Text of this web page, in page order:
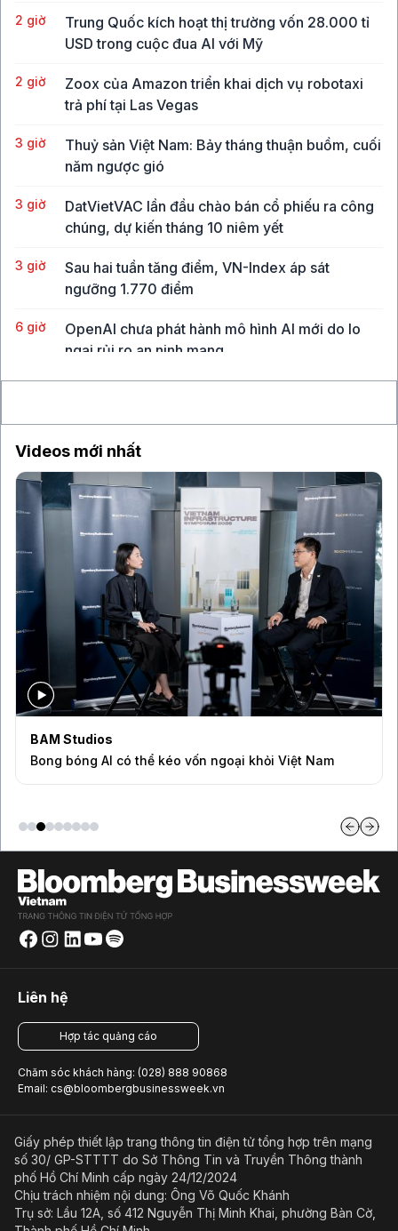
2 giờ
Trung Quốc kích hoạt thị trường vốn 28.000 tỉ
USD trong cuộc đua AI với Mỹ
2 giờ
Zoox của Amazon triển khai dịch vụ robotaxi
trả phí tại Las Vegas
3 giờ
Thuỷ sản Việt Nam: Bảy tháng thuận buồm, cuối
năm ngược gió
3 giờ
DatVietVAC lần đầu chào bán cổ phiếu ra công
chúng, dự kiến tháng 10 niêm yết
3 giờ
Sau hai tuần tăng điểm, VN-Index áp sát
ngưỡng 1.770 điểm
6 giờ
OpenAI chưa phát hành mô hình AI mới do lo
ngại rủi ro an ninh mạng
Videos mới nhất
BAM Studios
Bong bóng AI có thể kéo vốn ngoại khỏi Việt Nam
Liên hệ
Hợp tác quảng cáo
Chăm sóc khách hàng: (028) 888 90868
Email: cs@bloombergbusinessweek.vn
Giấy phép thiết lập trang thông tin điện tử tổng hợp trên mạng
số 30/ GP-STTTT do Sở Thông Tin và Truyền Thông thành
phố Hồ Chí Minh cấp ngày 24/12/2024
Chịu trách nhiệm nội dung: Ông Võ Quốc Khánh
Trụ sở: Lầu 12A, số 412 Nguyễn Thị Minh Khai, phường Bàn Cờ,